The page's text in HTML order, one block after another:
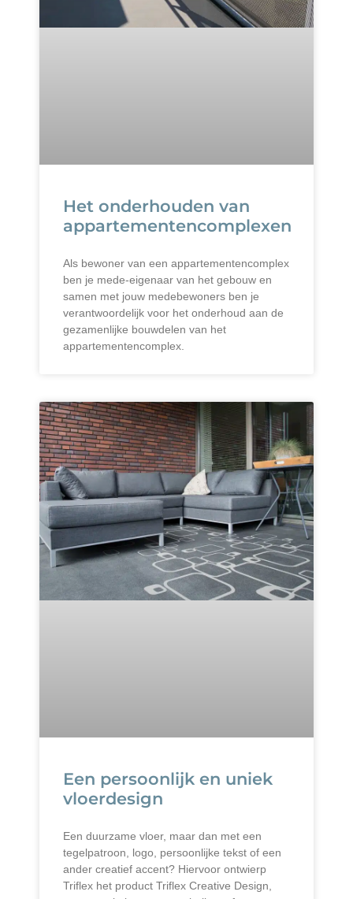
Het onderhouden van
appartementencomplexen
Als bewoner van een appartementencomplex
ben je mede-eigenaar van het gebouw en
samen met jouw medebewoners ben je
verantwoordelijk voor het onderhoud aan de
gezamenlijke bouwdelen van het
appartementencomplex.
Een persoonlijk en uniek
vloerdesign
Een duurzame vloer, maar dan met een
tegelpatroon, logo, persoonlijke tekst of een
ander creatief accent? Hiervoor ontwierp
Triflex het product Triflex Creative Design,